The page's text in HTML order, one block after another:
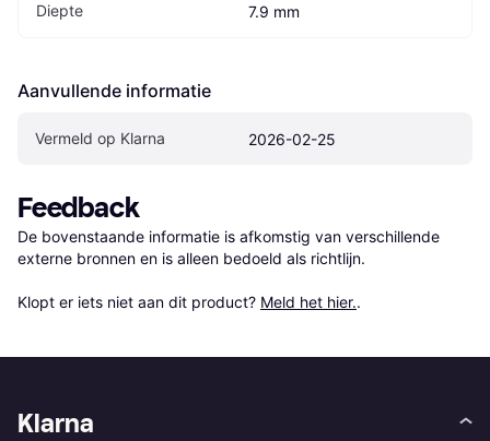
Diepte 7.9 mm
Aanvullende informatie
Vermeld op Klarna 2026-02-25
Feedback
De bovenstaande informatie is afkomstig van verschillende
externe bronnen en is alleen bedoeld als richtlijn.
Klopt er iets niet aan dit product? Meld het hier..
Klarna